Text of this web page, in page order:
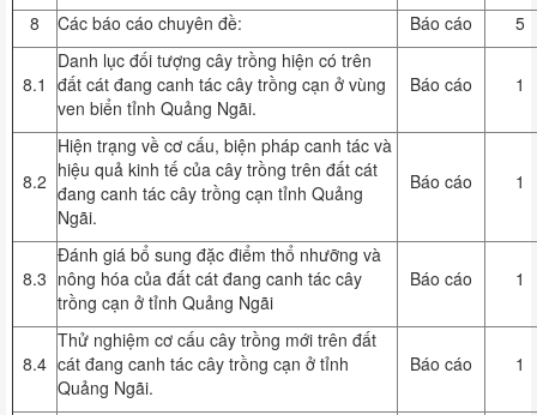
8 Các báo cáo chuyên đề: Báo cáo 5
8.1
Danh lục đối tượng cây trồng hiện có trên
đất cát đang canh tác cây trồng cạn ở vùng
ven biển tỉnh Quảng Ngãi.
Báo cáo 1
8.2
Hiện trạng về cơ cấu, biện pháp canh tác và
hiệu quả kinh tế của cây trồng trên đất cát
đang canh tác cây trồng cạn tỉnh Quảng
Ngãi.
Báo cáo 1
8.3
Đánh giá bổ sung đặc điểm thổ nhưỡng và
nông hóa của đất cát đang canh tác cây
trồng cạn ở tỉnh Quảng Ngãi
Báo cáo 1
8.4
Thử nghiệm cơ cấu cây trồng mới trên đất
cát đang canh tác cây trồng cạn ở tỉnh
Quảng Ngãi.
Báo cáo 1